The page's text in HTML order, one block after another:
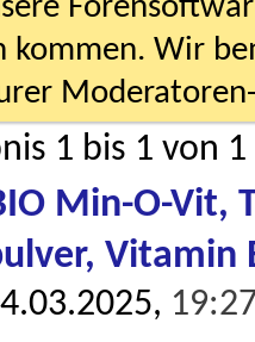
kommen. Wir
1 bis 1 von 1
Min-O-Vit,
Vitamin